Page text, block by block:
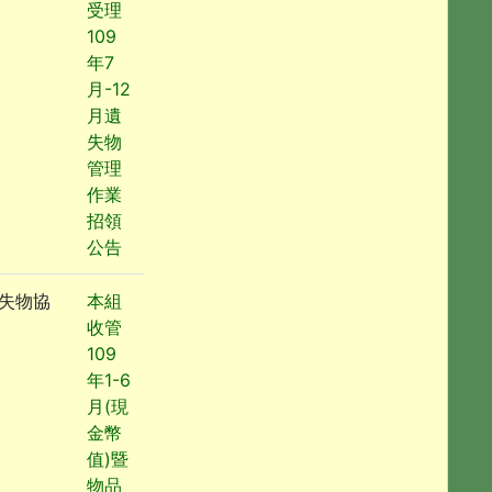
受理
109
年7
月-12
月遺
失物
管理
作業
招領
公告
物協
本組
收管
109
年1-6
月(現
金幣
值)暨
物品